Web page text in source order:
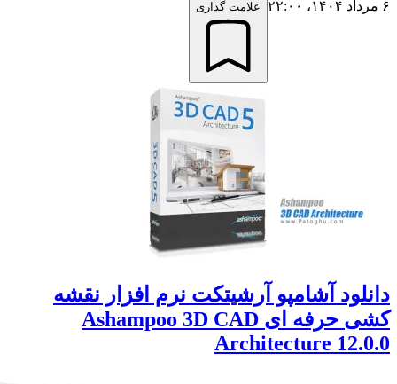
علامت گذاری
آشامپو آرشیتکت نرم افزار نقشه
کشی حرفه ای Ashampoo 3D CAD
Architecture